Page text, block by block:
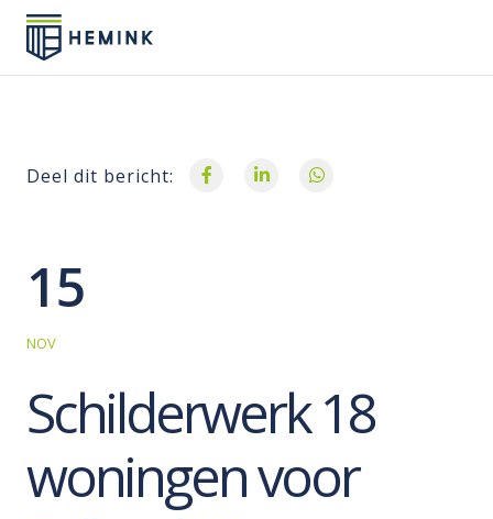
Deel dit bericht:
15
NOV
Schilderwerk 18
woningen voor